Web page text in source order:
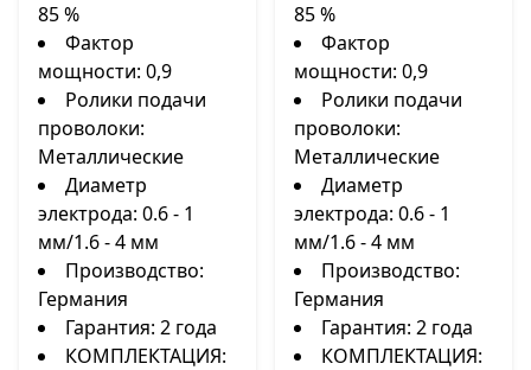
85 %
Фактор
мощности: 0,9
Ролики подачи
проволоки:
Металлические
Диаметр
электрода: 0.6 - 1
мм/1.6 - 4 мм
Производство:
Германия
Гарантия: 2 года
КОМПЛЕКТАЦИЯ:
85 %
Фактор
мощности: 0,9
Ролики подачи
проволоки:
Металлические
Диаметр
электрода: 0.6 - 1
мм/1.6 - 4 мм
Производство:
Германия
Гарантия: 2 года
КОМПЛЕКТАЦИЯ: